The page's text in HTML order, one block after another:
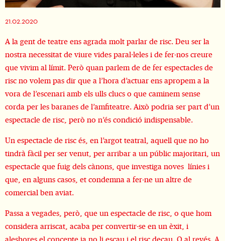
21.02.2020
A la gent de teatre ens agrada molt parlar de risc. Deu ser la
nostra necessitat de viure vides paral·leles i de fer-nos creure
que vivim al límit. Però quan parlem de de fer espectacles de
risc no volem pas dir que a l’hora d’actuar ens apropem a la
vora de l’escenari amb els ulls clucs o que caminem sense
corda per les baranes de l’amfiteatre. Això podria ser part d’un
espectacle de risc, però no n’és condició indispensable.
Un espectacle de risc és, en l’argot teatral, aquell que no ho
tindrà fàcil per ser venut, per arribar a un públic majoritari, un
espectacle que fuig dels cànons, que investiga noves línies i
que, en alguns casos, et condemna a fer-ne un altre de
comercial ben aviat.
Passa a vegades, però, que un espectacle de risc, o que hom
considera arriscat, acaba per convertir-se en un èxit, i